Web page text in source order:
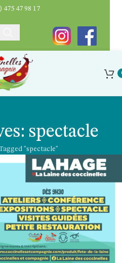
spectacle
"spectacle"
475 47 98 17